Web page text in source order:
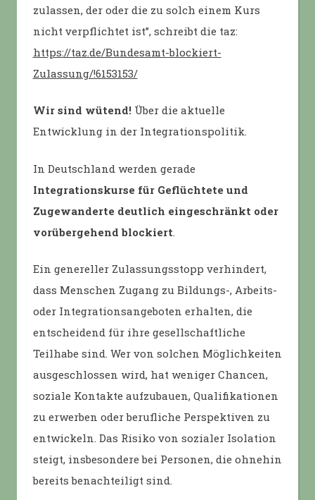
zulassen, der oder die zu solch einem Kurs
nicht verpflichtet ist”, schreibt die taz:
https://taz.de/Bundesamt-blockiert-
Zulassung/!6153153/
Wir sind wütend!Über die aktuelle
Entwicklung in der Integrationspolitik.
In Deutschland werden gerade
Integrationskurse für Geflüchtete und
Zugewanderte deutlich eingeschränkt oder
vorübergehend blockiert
Ein genereller Zulassungsstopp verhindert,
dass Menschen Zugang zu Bildungs-, Arbeits-
oder Integrationsangeboten erhalten, die
entscheidend für ihre gesellschaftliche
Teilhabe sind. Wer von solchen Möglichkeiten
ausgeschlossen wird, hat weniger Chancen,
soziale Kontakte aufzubauen, Qualifikationen
zu erwerben oder berufliche Perspektiven zu
entwickeln. Das Risiko von sozialer Isolation
steigt, insbesondere bei Personen, die ohnehin
bereits benachteiligt sind.